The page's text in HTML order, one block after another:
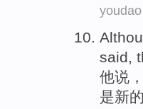
youdao
said,
他说 ，
是新的